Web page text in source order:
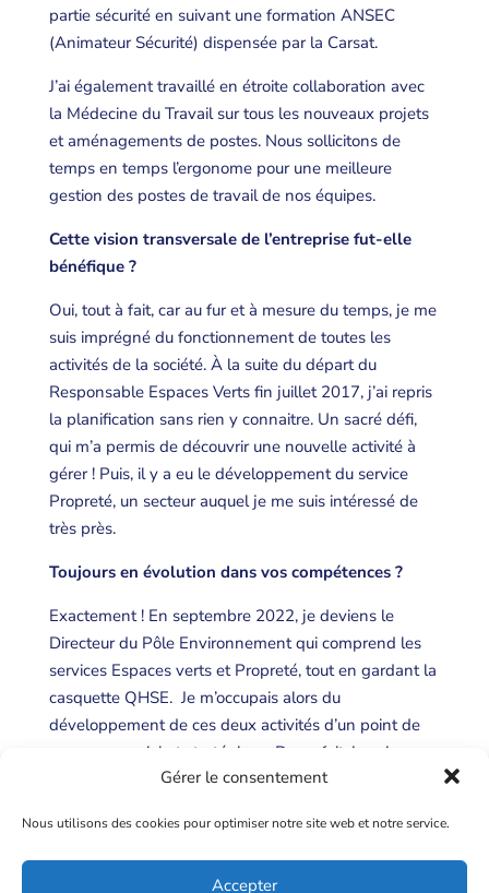
Gérer le consentement
Nous utilisons des cookies pour optimiser notre site web et notre service.
Accepter
partie sécurité en suivant une formation ANSEC
(Animateur Sécurité) dispensée par la Carsat.
J’ai également travaillé en étroite collaboration avec
la Médecine du Travail sur tous les nouveaux projets
et aménagements de postes. Nous sollicitons de
temps en temps l’ergonome pour une meilleure
gestion des postes de travail de nos équipes.
Cette vision transversale de l’entreprise fut-elle
bénéfique ?
Oui, tout à fait, car au fur et à mesure du temps, je me
suis imprégné du fonctionnement de toutes les
activités de la société. À la suite du départ du
Responsable Espaces Verts fin juillet 2017, j’ai repris
la planification sans rien y connaitre. Un sacré défi,
qui m’a permis de découvrir une nouvelle activité à
gérer ! Puis, il y a eu le développement du service
Propreté, un secteur auquel je me suis intéressé de
très près.
Toujours en évolution dans vos compétences ?
Exactement ! En septembre 2022, je deviens le
Directeur du Pôle Environnement qui comprend les
services Espaces verts et Propreté, tout en gardant la
casquette QHSE. Je m’occupais alors du
développement de ces deux activités d’un point de
vue commercial et stratégique. De ce fait, je suis
associé avec cette casquette QHSE dans les
auprès de nos clients comme KHK ou, plus
récemment, Conibi.